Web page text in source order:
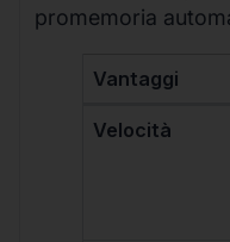
promemoria
Vantaggi
Velocità